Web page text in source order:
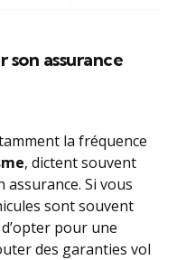
son assurance
la fréquence
, dictent souvent
assurance. Si vous
sont souvent
pour une
des garanties vol